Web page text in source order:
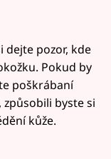
dejte pozor, kde
Pokud by
poškrábaní
byste si
kůže.